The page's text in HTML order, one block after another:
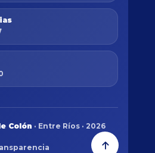
Colón · Entre Ríos · 2026